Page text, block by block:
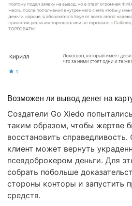
Возможен ли вывод денег на
Создатели Go Xiedo
таким образом, чтобы жертве
восстановить
клиент может вернуть
псевдоброкером деньги. Для
собрать побольше
стороны конторы и запустить
средств.